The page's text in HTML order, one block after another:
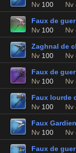
Nv 100 Nv
Faux de
Nv 100 Nv
Zaghnal de
Nv 100 Nv
Faux de
Nv 100 Nv
Faux lourde
Nv 100 Nv
Faux
Nv 100 Nv
Faux de